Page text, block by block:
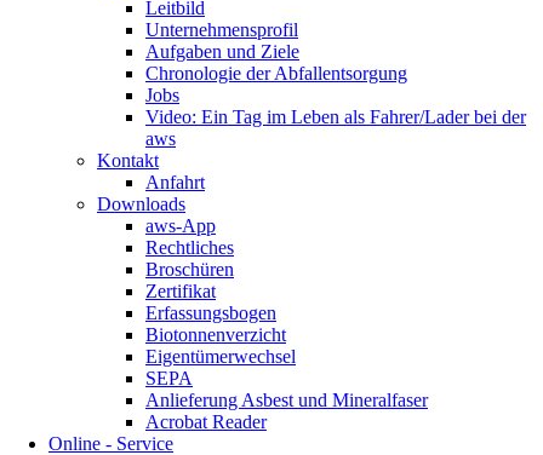
Leitbild
Unternehmensprofil
Aufgaben und Ziele
Chronologie der Abfallentsorgung
Jobs
Video: Ein Tag im Leben als Fahrer/Lader bei der
aws
Kontakt
Anfahrt
Downloads
aws-App
Rechtliches
Broschüren
Zertifikat
Erfassungsbogen
Biotonnenverzicht
Eigentümerwechsel
SEPA
Anlieferung Asbest und Mineralfaser
Acrobat Reader
Online - Service